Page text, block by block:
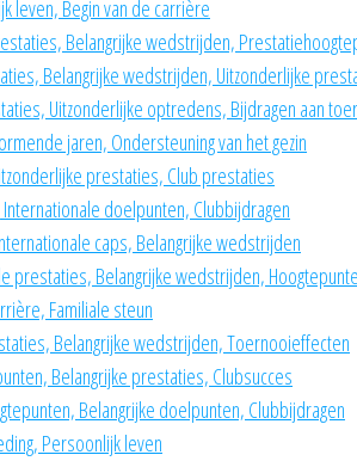
leven, Begin van de carrière
Belangrijke wedstrijden,
Belangrijke wedstrijden, Uitzonderlijke
Uitzonderlijke optredens, Bijdragen aan
jaren, Ondersteuning van het gezin
prestaties, Club prestaties
doelpunten, Clubbijdragen
caps, Belangrijke wedstrijden
prestaties, Belangrijke wedstrijden,
Familiale steun
Belangrijke wedstrijden, Toernooieffecten
Belangrijke prestaties, Clubsucces
Belangrijke doelpunten, Clubbijdragen
Persoonlijk leven